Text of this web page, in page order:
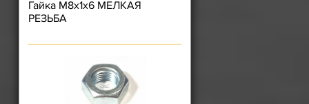
Гайка М8х1х6 МЕЛКАЯ
РЕЗЬБА